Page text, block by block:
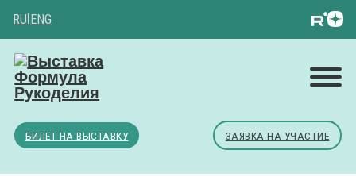
RU|ENG
БИЛЕТ НА ВЫСТАВКУ ЗАЯВКА НА УЧАСТИЕ